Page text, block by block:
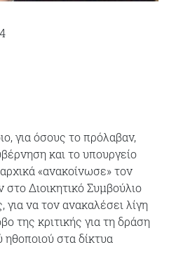
για όσους το πρόλαβαν,
και το υπουργείο
«ανακοίνωσε» τον
Διοικητικό Συμβούλιο
να τον ανακαλέσει λίγη
της κριτικής για τη δράση
ηθοποιού στα δίκτυα